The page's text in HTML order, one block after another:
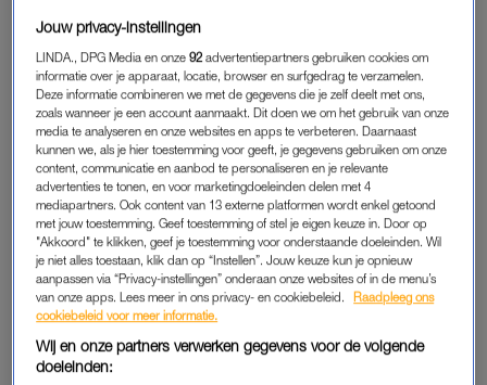
Dat meldt het ziekenhuis in een persbericht.
FRUITVLIEGJES IN OPERATIEKAMERS
De niet-spoedeisende operaties die vandaag gepland
stonden, worden uitgesteld. Volgens een woordvoerder van
het ziekenhuis gaat het om zo’n veertig operaties. Betrokken
patiënten zijn door het ziekenhuis geïnformeerd, meldt RTL
Nieuws.
“We werken eraan om het OK-complex zo snel mogelijk weer
moment nog niet bekend”, laat het ziekenhuis weten op zijn
Jouw privacy-instellingen
LINDA., DPG Media en onze92 advertentiepartners gebruiken cookies om
informatie over je apparaat, locatie, browser en surfgedrag te verzamelen.
Deze informatie combineren we met de gegevens die je zelf deelt met ons,
zoals wanneer je een account aanmaakt. Dit doen we om het gebruik van onze
media te analyseren en onze websites en apps te verbeteren. Daarnaast
kunnen we, als je hier toestemming voor geeft, je gegevens gebruiken om onze
content, communicatie en aanbod te personaliseren en je relevante
advertenties te tonen, en voor marketingdoeleinden delen met 4
mediapartners. Ook content van 13 externe platformen wordt enkel getoond
met jouw toestemming. Geef toestemming of stel je eigen keuze in. Door op
"Akkoord" te klikken, geef je toestemming voor onderstaande doeleinden. Wil
je niet alles toestaan, klik dan op “Instellen”. Jouw keuze kun je opnieuw
aanpassen via “Privacy-instellingen” onderaan onze websites of in de menu’s
van onze apps. Lees meer in ons privacy- en cookiebeleid.
Raadpleeg ons
cookiebeleid voor meer informatie.
Wij en onze partners verwerken gegevens voor de volgende
doeleinden: